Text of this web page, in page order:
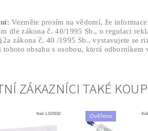
Vezměte prosím na vědomí, že
dle zákona č. 40/1995 Sb., o regulaci
zákona č. 40 /1995 Sb., vystavujete se
tohoto obsahu s osobou, která odborníkem
ZÁKAZNÍCI TAKÉ
Kód:LGO562 Ověřeno